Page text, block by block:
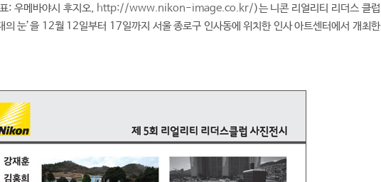
: 우메바야시 후지오, http://www.nikon-image.co.kr/)는 니콘 리얼리티 리더스 클럽
의 눈’을 12월 12일부터 17일까지 서울 종로구 인사동에 위치한 인사 아트센터에서 개최한